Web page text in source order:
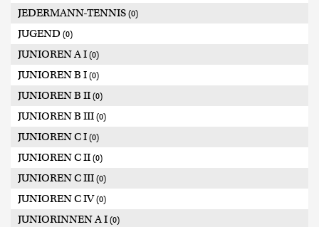
JEDERMANN-TENNIS (0)
JUGEND (0)
JUNIOREN A I (0)
JUNIOREN B I (0)
JUNIOREN B II (0)
JUNIOREN B III (0)
JUNIOREN C I (0)
JUNIOREN C II (0)
JUNIOREN C III (0)
JUNIOREN C IV(0)
JUNIORINNEN A I (0)